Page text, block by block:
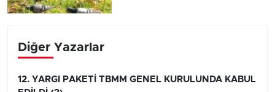
Diğer Yazarlar
12. YARGI PAKETİ TBMM GENEL KURULUNDA KABUL